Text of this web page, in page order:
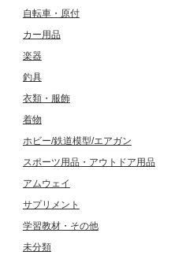
自転車・原付
カー用品
楽器
釣具
衣類・服飾
着物
ホビー/鉄道模型/エアガン
スポーツ用品・アウトドア用品
アムウェイ
サプリメント
学習教材・その他
未分類